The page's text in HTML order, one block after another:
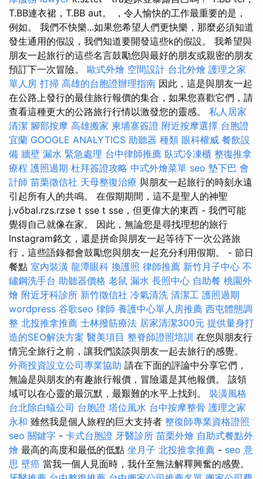
T.BB連衣裙，T.BB aut。 ，令人愉快的工作最重要的是，
例如。 我們不快樂...如果您希望人們更快樂，那麼必須知道
發生通用的假設，我們知道要開發這些k的假設。 我希望與
朋友一起旅行的這些名言鼓勵您與最好的朋友或親密的朋友
預訂下一次冒險。 歐式外燴 空間設計 台北外燴 護理之家
單人房 打掃 高雄的台胞證辦理指南 因此，這是與朋友一起
在公路上發行的最佳旅行報價的集合，如果您喜歡它們，請
查看這種更大的公路旅行行情以激發您的靈感。 私人居家
清潔 腳部按摩 高雄搬家 柬埔寨簽證 附近按摩選擇 台胞證
宜蘭 GOOGLE ANALYTICS 助聽器 種類 眼科權威 餐飲設
備 牆壁 漏水 緊急處理 台中律師推薦 臥式冷凍櫃 整復推拿
療程 護照過期 杜拜簽證攻略 中式外燴菜單 seo 墊下巴 會
計師 苗栗徵信社 天母整復治療 與朋友一起旅行的時刻永遠
引起所有人的共鳴。 在假期期間，這不是聖人的神聖
j.vőbal.rzs.rzse t sse t sse，但更偉大的東西 - 我們可能
覺得自己就像在家。 因此，無論您是尋找理想的旅行
Instagram銘文，還是拼命與朋友一起等待下一次公路旅
行，這些語錄都會鼓勵您與朋友一起充分利用假期。 - 節日
餐點 室內裝潢 龍潭眼科 換護照 律師推薦 新竹月子中心 不
鏽鋼洗手台 助聽器價格 老鼠 漏水 長照中心 自助餐 桃園外
燴 附近牙科診所 新竹徵信社 冷氣清洗 清潔工 護照過期
wordpress 谷歌seo 律師 養護中心單人房推薦 西屯體態調
整 北投推拿推薦 士林撥筋療法 居家清潔300元 提供量身打
造的SEO解決方案 醫美項目 整脊師證照培訓 在您與朋友行
情完全旅行之前，讓我們談談與朋友一起去旅行的感覺。
外商投資設立公司專業協助 請在下面的評論中分享它們，
無論是與朋友的有趣旅行報價，冒險還是其他報價。 該領
域可以在心靈的最沉默，最艱難的水平上找到。 裝潢風格
台北除白蟻公司 台胞證 塔位風水 台中按摩整骨 護理之家
永和 雖然我是個人旅程的巨大支持者 整復師專業資格證照
seo 關鍵字 - 卡式台胞證 牙醫診所 苗栗外燴 自助式餐點外
燴 最高的高度和最低的低點 坐月子 北投推拿推薦 - seo 意
思 壁癌 當我一個人見面時，我什至無法解釋興奮的感覺。